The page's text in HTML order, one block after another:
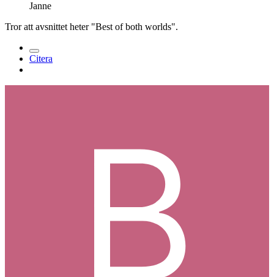
Janne
Tror att avsnittet heter "Best of both worlds".
Citera